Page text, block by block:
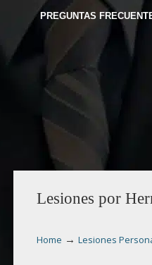
PREGUNTAS
Lesiones por
Home → Lesiones